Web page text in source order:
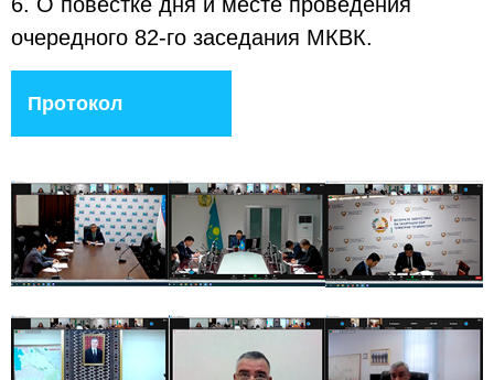
очередного 82-го заседания МКВК.
Протокол